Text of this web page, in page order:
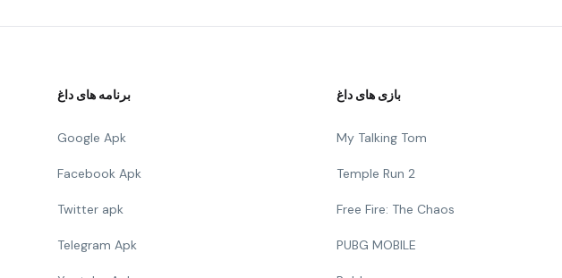
برنامه های داغ
Google Apk
Facebook Apk
Twitter apk
Telegram Apk
بازی های داغ
My Talking Tom
Temple Run 2
Free Fire: The Chaos
PUBG MOBILE